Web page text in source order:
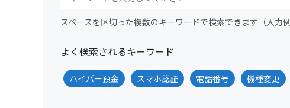
スペースを区切った複数のキーワードで検索できます（入力
よく検索されるキーワード
ハイパー預金 スマホ認証 電話番号 機種変更